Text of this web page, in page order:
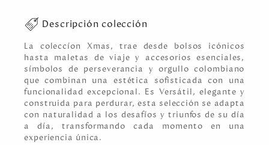
Descripción colección
La coleccíon Xmas, trae desde bolsos icónicos
hasta maletas de viaje y accesorios esenciales,
símbolos de perseverancia y orgullo colombiano
que combinan una estética sofisticada con una
funcionalidad excepcional. Es Versátil, elegante y
construida para perdurar, esta selección se adapta
con naturalidad a los desafíos y triunfos de su día
a día, transformando cada momento en una
experiencia única.